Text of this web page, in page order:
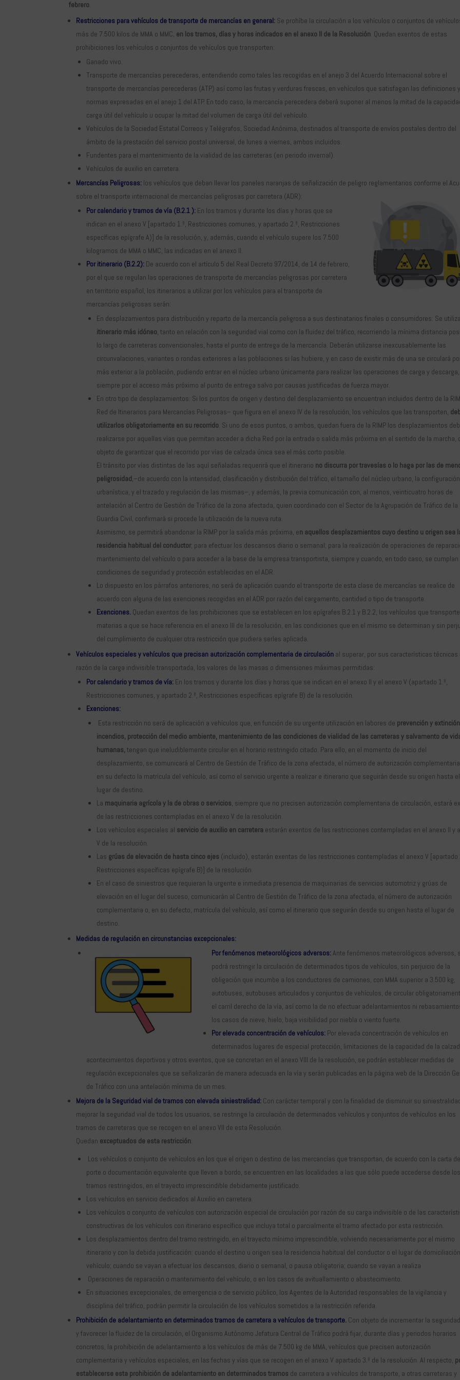
febrero.
Restricciones para vehículos de transporte de mercancías en general: Se prohíbe la circulación a los vehículos o conjuntos de
más de 7.500 kilos de MMA o MMC, en los tramos, días y horas indicados en el anexo II de la Resolución. Quedan exentos de estas
prohibiciones los vehículos o conjuntos de vehículos que transporten:
Ganado vivo.
Transporte de mercancías perecederas, entendiendo como tales las recogidas en el anejo 3 del Acuerdo Internacional sobre el
transporte de mercancías perecederas (ATP) así como las frutas y verduras frescas, en vehículos que satisfagan las definiciones y
normas expresadas en el anejo 1 del ATP. En todo caso, la mercancía perecedera deberá suponer al menos la mitad de la
carga útil del vehículo u ocupar la mitad del volumen de carga útil del vehículo.
Vehículos de la Sociedad Estatal Correos y Telégrafos, Sociedad Anónima, destinados al transporte de envíos postales dentro del
ámbito de la prestación del servicio postal universal, de lunes a viernes, ambos incluidos.
Fundentes para el mantenimiento de la vialidad de las carreteras (en periodo invernal).
Vehículos de auxilio en carretera.
Mercancías Peligrosas: los vehículos que deban llevar los paneles naranjas de señalización de peligro reglamentarios conforme el
sobre el transporte internacional de mercancías peligrosas por carretera (ADR):
Por calendario y tramos de vía (B.2.1 ): En los tramos y durante los días y horas que se
indican en el anexo V [apartado 1.º, Restricciones comunes, y apartado 2.º, Restricciones
específicas epígrafe A)] de la resolución, y, además, cuando el vehículo supere los 7.500
kilogramos de MMA o MMC, las indicadas en el anexo II.
Por itinerario (B.2.2): De acuerdo con el artículo 5 del Real Decreto 97/2014, de 14 de febrero,
por el que se regulan las operaciones de transporte de mercancías peligrosas por carretera
en territorio español, los itinerarios a utilizar por los vehículos para el transporte de
mercancías peligrosas serán:
En desplazamientos para distribución y reparto de la mercancía peligrosa a sus destinatarios finales o consumidores: Se
itinerario más idóneo, tanto en relación con la seguridad vial como con la fluidez del tráfico, recorriendo la mínima distancia
lo largo de carreteras convencionales, hasta el punto de entrega de la mercancía. Deberán utilizarse inexcusablemente las
circunvalaciones, variantes o rondas exteriores a las poblaciones si las hubiere, y en caso de existir más de una se circulará
más exterior a la población, pudiendo entrar en el núcleo urbano únicamente para realizar las operaciones de carga y
siempre por el acceso más próximo al punto de entrega salvo por causas justificadas de fuerza mayor.
En otro tipo de desplazamientos: Si los puntos de origen y destino del desplazamiento se encuentran incluidos dentro de la
Red de Itinerarios para Mercancías Peligrosas– que figura en el anexo IV de la resolución, los vehículos que las transporten,
utilizarlos obligatoriamente en su recorrido. Si uno de esos puntos, o ambos, quedan fuera de la RIMP los desplazamientos
realizarse por aquellas vías que permitan acceder a dicha Red por la entrada o salida más próxima en el sentido de la marcha,
objeto de garantizar que el recorrido por vías de calzada única sea el más corto posible.
El tránsito por vías distintas de las aquí señaladas requerirá que el itinerario no discurra por travesías o lo haga por las de
peligrosidad,–de acuerdo con la intensidad, clasificación y distribución del tráfico, el tamaño del núcleo urbano, la configuración
urbanística, y el trazado y regulación de las mismas–, y además, la previa comunicación con, al menos, veinticuatro horas de
antelación al Centro de Gestión de Tráfico de la zona afectada, quien coordinado con el Sector de la Agrupación de Tráfico de la
Guardia Civil, confirmará si procede la utilización de la nueva ruta.
Asimismo, se permitirá abandonar la RIMP por la salida más próxima, en aquellos desplazamientos cuyo destino u origen sea
residencia habitual del conductor; para efectuar los descansos diario o semanal; para la realización de operaciones de
mantenimiento del vehículo o para acceder a la base de la empresa transportista, siempre y cuando, en todo caso, se cumplan
condiciones de seguridad y protección establecidas en el ADR.
Lo dispuesto en los párrafos anteriores, no será de aplicación cuando el transporte de esta clase de mercancías se realice de
acuerdo con alguna de las exenciones recogidas en el ADR por razón del cargamento, cantidad o tipo de transporte.
Exenciones. Quedan exentos de las prohibiciones que se establecen en los epígrafes B.2.1 y B.2.2, los vehículos que
materias a que se hace referencia en el anexo III de la resolución, en las condiciones que en el mismo se determinan y sin
del cumplimiento de cualquier otra restricción que pudiera serles aplicada.
Vehículos especiales y vehículos que precisan autorización complementaria de circulación al superar, por sus características técnicas
razón de la carga indivisible transportada, los valores de las masas o dimensiones máximas permitidas:
Por calendario y tramos de vía: En los tramos y durante los días y horas que se indican en el anexo II y el anexo V (apartado 1.º,
Restricciones comunes, y apartado 2.º, Restricciones específicas epígrafe B) de la resolución.
Exenciones:
Esta restricción no será de aplicación a vehículos que, en función de su urgente utilización en labores de prevención y
incendios, protección del medio ambiente, mantenimiento de las condiciones de vialidad de las carreteras y salvamento de
humanas, tengan que ineludiblemente circular en el horario restringido citado. Para ello, en el momento de inicio del
desplazamiento, se comunicará al Centro de Gestión de Tráfico de la zona afectada, el número de autorización
en su defecto la matrícula del vehículo, así como el servicio urgente a realizar e itinerario que seguirán desde su origen hasta el
lugar de destino.
La maquinaria agrícola y la de obras o servicios, siempre que no precisen autorización complementaria de circulación, estará
de las restricciones contempladas en el anexo V de la resolución.
Los vehículos especiales al servicio de auxilio en carretera estarán exentos de las restricciones contempladas en el anexo II y
V de la resolución.
Las grúas de elevación de hasta cinco ejes (incluido), estarán exentas de las restricciones contempladas el anexo V [apartado
Restricciones específicas epígrafe B)] de la resolución.
En el caso de siniestros que requieran la urgente e inmediata presencia de maquinarias de servicios automotriz y grúas de
elevación en el lugar del suceso, comunicarán al Centro de Gestión de Tráfico de la zona afectada, el número de autorización
complementaria o, en su defecto, matrícula del vehículo, así como el itinerario que seguirán desde su origen hasta el lugar de
destino.
Medidas de regulación en circunstancias excepcionales:
Por fenómenos meteorológicos adversos:Ante fenómenos meteorológicos adversos,
podrá restringir la circulación de determinados tipos de vehículos, sin perjuicio de la
obligación que incumbe a los conductores de camiones, con MMA superior a 3.500 kg,
autobuses, autobuses articulados y conjuntos de vehículos, de circular
el carril derecho de la vía, así como la de no efectuar adelantamientos ni
los casos de nieve, hielo, baja visibilidad por niebla o viento fuerte.
Por elevada concentración de vehículos: Por elevada concentración de vehículos en
determinados lugares de especial protección, limitaciones de la capacidad de la
acontecimientos deportivos y otros eventos, que se concretan en el anexo VIII de la resolución, se podrán establecer medidas de
regulación excepcionales que se señalizarán de manera adecuada en la vía y serán publicadas en la página web de la Dirección
de Tráfico con una antelación mínima de un mes.
Mejora de la Seguridad vial de tramos con elevada siniestralidad: Con carácter temporal y con la finalidad de disminuir su
mejorar la seguridad vial de todos los usuarios, se restringe la circulación de determinados vehículos y conjuntos de vehículos en los
tramos de carreteras que se recogen en el anexo VII de esta Resolución.
Quedan exceptuados de esta restricción:
Los vehículos o conjunto de vehículos en los que el origen o destino de las mercancías que transportan, de acuerdo con la carta de
porte o documentación equivalente que lleven a bordo, se encuentren en las localidades a las que sólo puede accederse desde los
tramos restringidos, en el trayecto imprescindible debidamente justificado.
Los vehículos en servicio dedicados al Auxilio en carretera.
Los vehículos o conjunto de vehículos con autorización especial de circulación por razón de su carga indivisible o de las
constructivas de los vehículos con itinerario específico que incluya total o parcialmente el tramo afectado por esta restricción.
Los desplazamientos dentro del tramo restringido, en el trayecto mínimo imprescindible, volviendo necesariamente por el mismo
itinerario y con la debida justificación: cuando el destino u origen sea la residencia habitual del conductor o el lugar de
vehículo; cuando se vayan a efectuar los descansos, diario o semanal, o pausa obligatoria; cuando se vayan a realiza
Operaciones de reparación o mantenimiento del vehículo, o en los casos de avituallamiento o abastecimiento.
En situaciones excepcionales, de emergencia o de servicio público, los Agentes de la Autoridad responsables de la vigilancia y
disciplina del tráfico, podrán permitir la circulación de los vehículos sometidos a la restricción referida.
Prohibición de adelantamiento en determinados tramos de carretera a vehículos de transporte. Con objeto de incrementar la
y favorecer la fluidez de la circulación, el Organismo Autónomo Jefatura Central de Tráfico podrá fijar, durante días y periodos horarios
concretos, la prohibición de adelantamiento a los vehículos de más de 7.500 kg de MMA, vehículos que precisen autorización
complementaria y vehículos especiales, en las fechas y vías que se recogen en el anexo V apartado 3.º de la resolución. Al respecto,
establecerse esta prohibición de adelantamiento en determinados tramos de carretera a vehículos de transporte, a otras carreteras y